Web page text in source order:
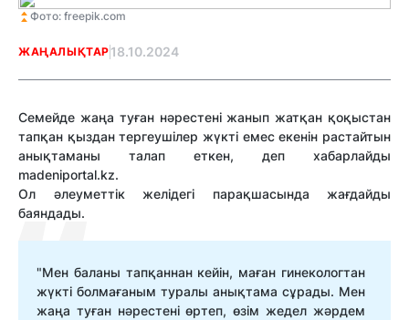
Фото: freepik.com
ЖАҢАЛЫҚТАР 18.10.2024
Семейде жаңа туған нәрестені жанып жатқан қоқыстан
тапқан қыздан тергеушілер жүкті емес екенін растайтын
анықтаманы талап еткен, деп хабарлайды
madeniportal.kz.
Ол әлеуметтік желідегі парақшасында жағдайды
баяндады.
"Мен баланы тапқаннан кейін, маған гинекологтан
жүкті болмағаным туралы анықтама сұрады. Мен
жаңа туған нәрестені өртеп, өзім жедел жәрдем